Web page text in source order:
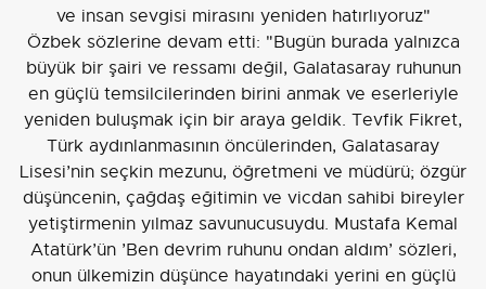
ve insan sevgisi mirasını yeniden hatırlıyoruz"
Özbek sözlerine devam etti: "Bugün burada yalnızca
büyük bir şairi ve ressamı değil, Galatasaray ruhunun
en güçlü temsilcilerinden birini anmak ve eserleriyle
yeniden buluşmak için bir araya geldik. Tevfik Fikret,
Türk aydınlanmasının öncülerinden, Galatasaray
Lisesi’nin seçkin mezunu, öğretmeni ve müdürü; özgür
düşüncenin, çağdaş eğitimin ve vicdan sahibi bireyler
yetiştirmenin yılmaz savunucusuydu. Mustafa Kemal
Atatürk’ün ’Ben devrim ruhunu ondan aldım’ sözleri,
onun ülkemizin düşünce hayatındaki yerini en güçlü